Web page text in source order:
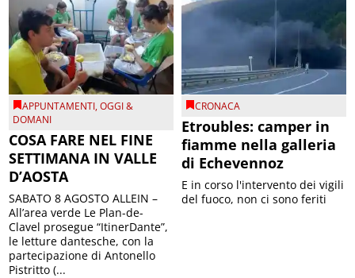
APPUNTAMENTI,OGGI &
DOMANI
COSA FARE NEL FINE
SETTIMANA IN VALLE
D’AOSTA
SABATO 8 AGOSTO ALLEIN –
All’area verde Le Plan-de-
Clavel prosegue “ItinerDante”,
le letture dantesche, con la
partecipazione di Antonello
Pistritto (...
CRONACA
Etroubles: camper in
fiamme nella galleria
di Echevennoz
E in corso l'intervento dei vigili
del fuoco, non ci sono feriti